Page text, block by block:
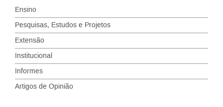
Ensino
Pesquisas, Estudos e Projetos
Extensão
Institucional
Informes
Artigos de Opinião